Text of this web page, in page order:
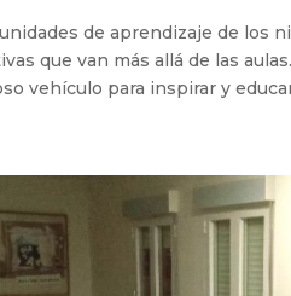
de aprendizaje de los
que van más allá de las
vehículo para inspirar y